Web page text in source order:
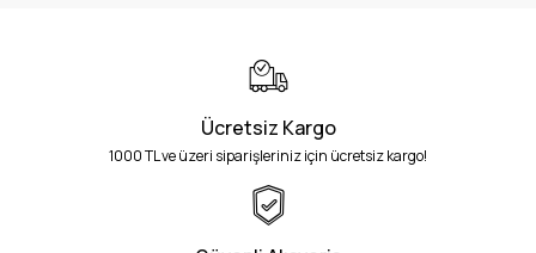
Ücretsiz Kargo
1000 TL ve üzeri siparişleriniz için ücretsiz kargo!